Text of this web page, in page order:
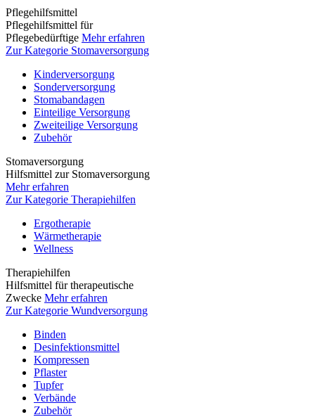
Pflegehilfsmittel
Pflegehilfsmittel für
Pflegebedürftige Mehr erfahren
Zur Kategorie Stomaversorgung
Kinderversorgung
Sonderversorgung
Stomabandagen
Einteilige Versorgung
Zweiteilige Versorgung
Zubehör
Stomaversorgung
Hilfsmittel zur Stomaversorgung
Mehr erfahren
Zur Kategorie Therapiehilfen
Ergotherapie
Wärmetherapie
Wellness
Therapiehilfen
Hilfsmittel für therapeutische
Zwecke Mehr erfahren
Zur Kategorie Wundversorgung
Binden
Desinfektionsmittel
Kompressen
Pflaster
Tupfer
Verbände
Zubehör